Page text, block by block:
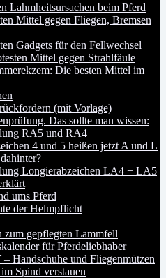
Lahmheitsursachen beim Pferd
Mittel gegen Fliegen, Bremsen
Gadgets für den Fellwechsel
Mittel gegen Strahlfäule
Die besten Mittel im
(mit Vorlage)
Das sollte man wissen:
RA5 und RA4
4 und 5 heißen jetzt A und L
Longierabzeichen LA4 + LA5
ums Pferd
der Helmpflicht
zum gepflegten Lammfell
für Pferdeliebhaber
Handschuhe und Fliegenmützen
Spind verstauen